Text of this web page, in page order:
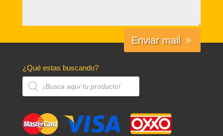
Enviar mail
¿Qué estas buscando?
Búsqueda
productos